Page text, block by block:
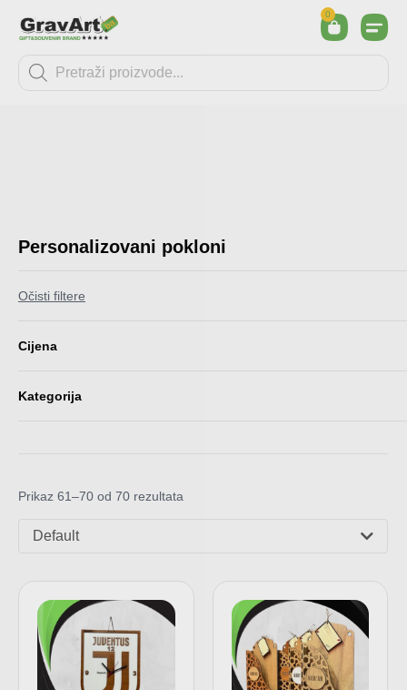
0
Personalizovani pokloni
Očisti filtere
Cijena
Kategorija
Prikaz 61–70 od 70 rezultata
Default